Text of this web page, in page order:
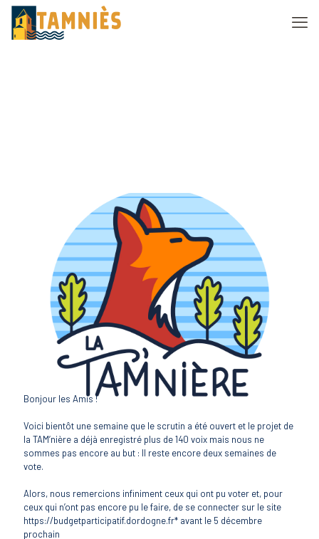
Bonjour les Amis !
Voici bientôt une semaine que le scrutin a été ouvert et le projet de
la TAM’nière a déjà enregistré plus de 140 voix mais nous ne
sommes pas encore au but : Il reste encore deux semaines de
vote.
Alors, nous remercions infiniment ceux qui ont pu voter et, pour
ceux qui n’ont pas encore pu le faire, de se connecter sur le site
https://budgetparticipatif.dordogne.fr* avant le 5 décembre
prochain